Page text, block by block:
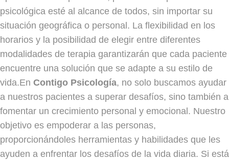
psicológica esté al alcance de todos, sin importar su
situación geográfica o personal. La flexibilidad en los
horarios y la posibilidad de elegir entre diferentes
modalidades de terapia garantizarán que cada paciente
encuentre una solución que se adapte a su estilo de
vida.En Contigo Psicología, no solo buscamos ayudar
a nuestros pacientes a superar desafíos, sino también a
fomentar un crecimiento personal y emocional. Nuestro
objetivo es empoderar a las personas,
proporcionándoles herramientas y habilidades que les
ayuden a enfrentar los desafíos de la vida diaria. Si está